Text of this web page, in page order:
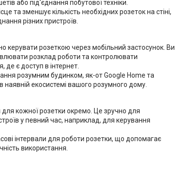
або під'єднання побутової техніки.
та зменшує кількість необхідних розеток на стіні,
різних пристроїв.
керувати розеткою через мобільний застосунок. Ви
розклад роботи та контролювати
де є доступ в інтернет.
розумним будинком, як-от Google Home та
наявній екосистемі вашого розумного дому.
кожної розетки окремо. Це зручно для
у певний час, наприклад, для керування
інтервали для роботи розетки, що допомагає
використання.